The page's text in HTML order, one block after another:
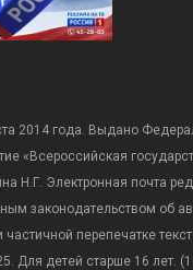
2014 года. Выдано
«Всероссийская
Н.Г. Электронная почта
законодательством об
перепечатке
Для детей старше 16 лет.